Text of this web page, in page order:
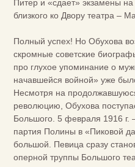
Питер и «сдает» экзамены
близкого ко Двору театра –
Полный успех! Но Обухова
скромные советские
про глухое упоминание о
начавшейся войной» уже
Несмотря на
революцию, Обухова
Большого. 5 февраля 1916 г.
партия Полины в «Пиковой
большой. Певица сразу
оперной труппы Большого